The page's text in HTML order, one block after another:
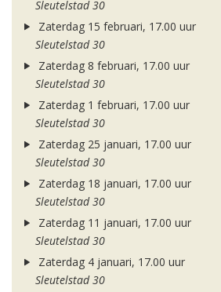
Sleutelstad 30
Zaterdag 15 februari, 17.00 uur
Sleutelstad 30
Zaterdag 8 februari, 17.00 uur
Sleutelstad 30
Zaterdag 1 februari, 17.00 uur
Sleutelstad 30
Zaterdag 25 januari, 17.00 uur
Sleutelstad 30
Zaterdag 18 januari, 17.00 uur
Sleutelstad 30
Zaterdag 11 januari, 17.00 uur
Sleutelstad 30
Zaterdag 4 januari, 17.00 uur
Sleutelstad 30